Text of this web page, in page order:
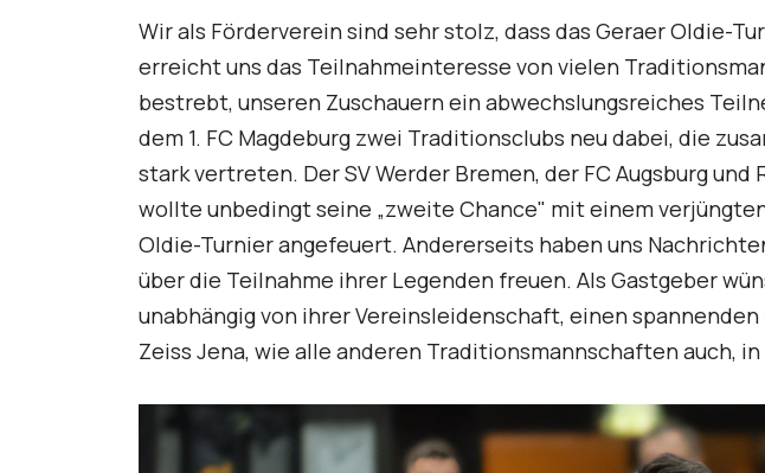
Wir als Förderverein sind sehr stolz, dass das Geraer Oldie-
erreicht uns das Teilnahmeinteresse von vielen
bestrebt, unseren Zuschauern ein abwechslungsreiches
dem 1. FC Magdeburg zwei Traditionsclubs neu dabei, die
stark vertreten. Der SV Werder Bremen, der FC Augsburg
wollte unbedingt seine „zweite Chance" mit einem
Oldie-Turnier angefeuert. Andererseits haben uns
über die Teilnahme ihrer Legenden freuen. Als Gastgeber
unabhängig von ihrer Vereinsleidenschaft, einen
Zeiss Jena, wie alle anderen Traditionsmannschaften auch,